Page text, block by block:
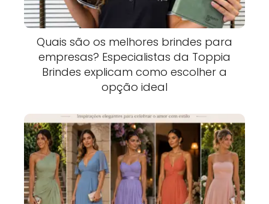
Quais são os melhores brindes para
empresas? Especialistas da Toppia
Brindes explicam como escolher a
opção ideal